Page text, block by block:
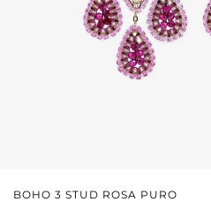
BOHO 3 STUD ROSA PURO